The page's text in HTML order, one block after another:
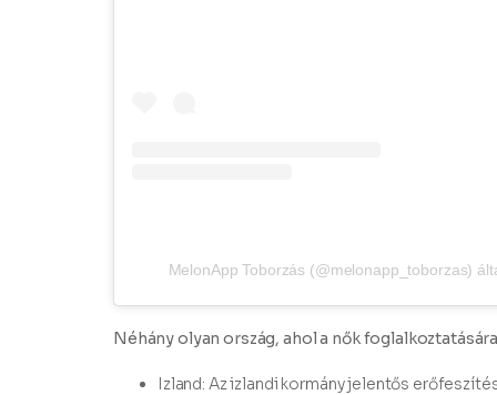
MelonApp Toborzás (@melonapp_toborzas)
Néhány olyan ország, ahol a nők
Izland: Az izlandi kormány jelentős